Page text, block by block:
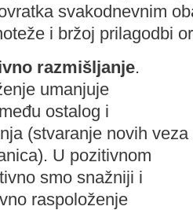
svakodnevnim
i bržoj prilagodbi
razmišljanje.
umanjuje
ostalog i
(stvaranje novih veza
U pozitivnom
smo snažniji i
raspoloženje